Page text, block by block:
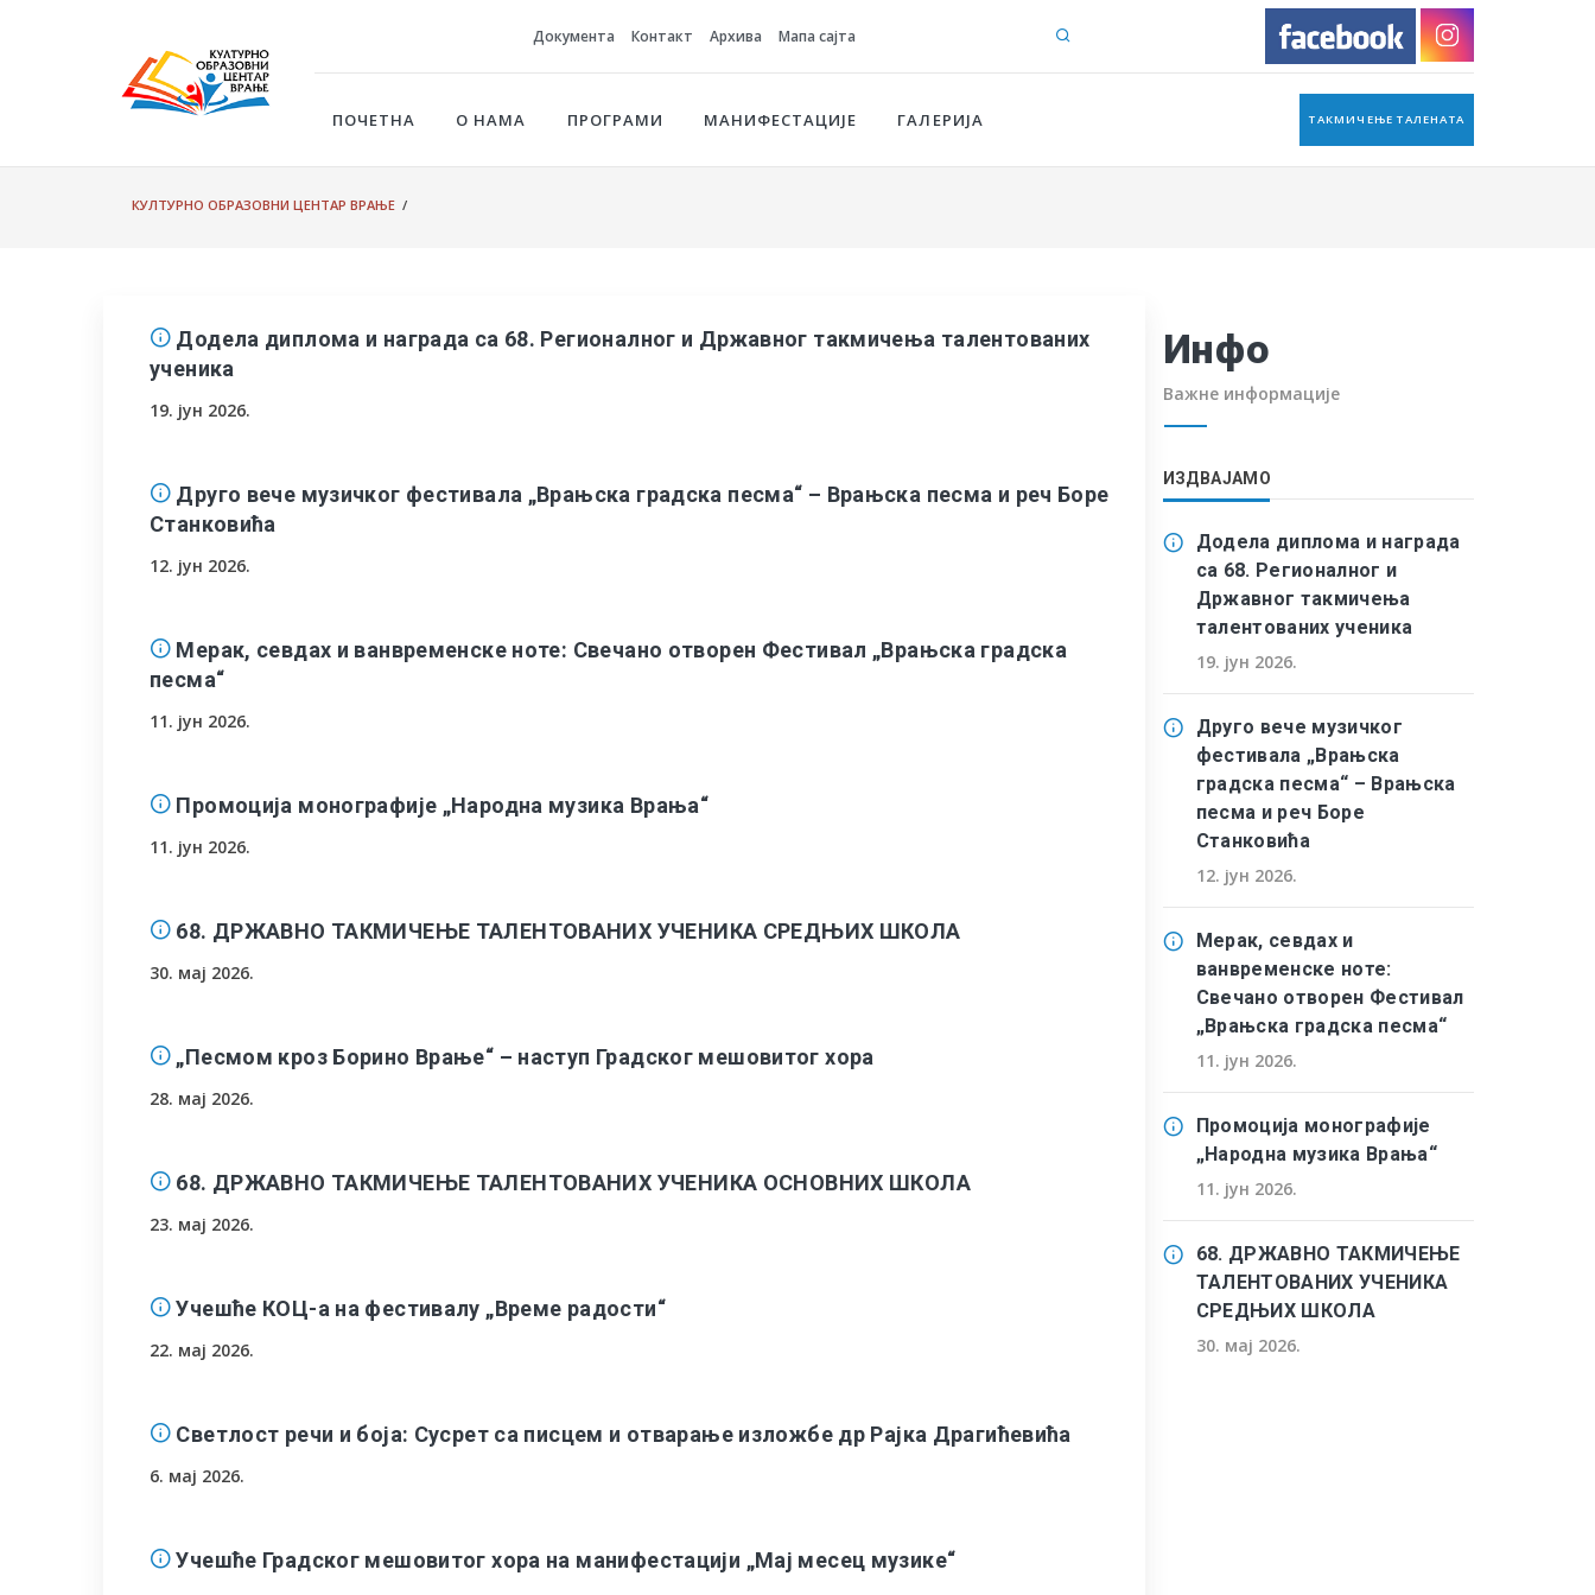
Документа Контакт Архива Мапа сајта
ПОЧЕТНА О НАМА ПРОГРАМИ МАНИФЕСТАЦИЈЕ ГАЛЕРИЈА ТАКМИЧЕЊЕ ТАЛЕНАТА
КУЛТУРНО ОБРАЗОВНИ ЦЕНТАР ВРАЊЕ /
Додела диплома и награда са 68. Регионалног и Државног такмичења талентованих
ученика
19. јун 2026.
Друго вече музичког фестивала „Врањска градска песма“ – Врањска песма и реч Боре
Станковића
12. јун 2026.
Мерак, севдах и ванвременске ноте: Свечано отворен Фестивал „Врањска градска
песма“
11. јун 2026.
Промоција монографије „Народна музика Врања“
11. јун 2026.
68. ДРЖАВНО ТАКМИЧЕЊЕ ТАЛЕНТОВАНИХ УЧЕНИКА СРЕДЊИХ ШКОЛА
30. мај 2026.
„Песмом кроз Борино Врање“ – наступ Градског мешовитог хора
28. мај 2026.
68. ДРЖАВНО ТАКМИЧЕЊЕ ТАЛЕНТОВАНИХ УЧЕНИКА ОСНОВНИХ ШКОЛА
23. мај 2026.
Учешће КОЦ-а на фестивалу „Време радости“
22. мај 2026.
Светлост речи и боја: Сусрет са писцем и отварање изложбе др Рајка Драгићевића
6. мај 2026.
Учешће Градског мешовитог хора на манифестацији „Мај месец музике“
Инфо
Важне информације
ИЗДВАЈАМО
Додела диплома и награда
са 68. Регионалног и
Државног такмичења
талентованих ученика
19. јун 2026.
Друго вече музичког
фестивала „Врањска
градска песма“ – Врањска
песма и реч Боре
Станковића
12. јун 2026.
Мерак, севдах и
ванвременске ноте:
Свечано отворен Фестивал
„Врањска градска песма“
11. јун 2026.
Промоција монографије
„Народна музика Врања“
11. јун 2026.
68. ДРЖАВНО ТАКМИЧЕЊЕ
ТАЛЕНТОВАНИХ УЧЕНИКА
СРЕДЊИХ ШКОЛА
30. мај 2026.